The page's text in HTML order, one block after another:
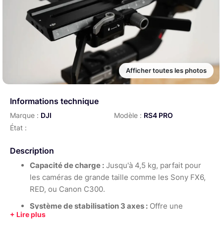
Afficher toutes les photos
Informations technique
Marque : DJI Modèle : RS4 PRO
État :
Description
Capacité de charge : Jusqu'à 4,5 kg, parfait pour
les caméras de grande taille comme les Sony FX6,
RED, ou Canon C300.
Système de stabilisation 3 axes : Offre une
stabilité incroyable, même en déplacement rapide,